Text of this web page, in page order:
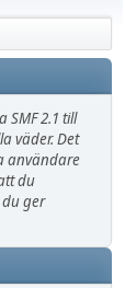
SMF 2.1 till
väder. Det
användare
du
ger